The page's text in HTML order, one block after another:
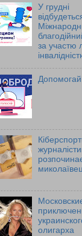
У грудні
за участю
олигарха